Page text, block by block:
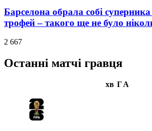
Барселона обрала собі
трофей – такого ще не було ніколи
2 667
Останні матчі гравця
хв ГА